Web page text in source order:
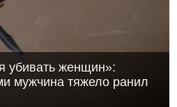
убивать женщин»:
мужчина тяжело ранил